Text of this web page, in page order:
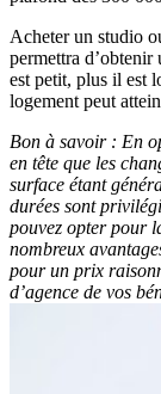
Acheter un studio
permettra
est petit, plus il est
logement peut
Bon à savoir : En
en tête que les
surface étant
durées sont
pouvez opter pour
nombreux
pour un prix
d’agence de vos